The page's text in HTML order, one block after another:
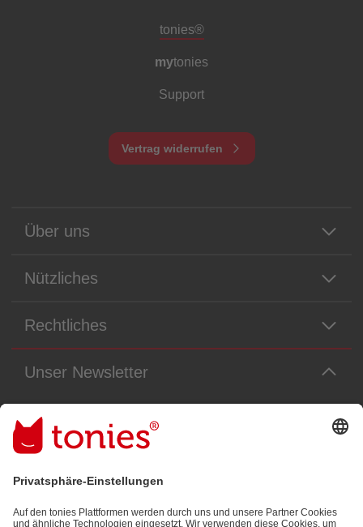
Meta-Navigation Footer
tonies®
mytonies
Support
Vertrag widerrufen
Über uns
Nützliches
Rechtliches
Unser Newsletter
E-Mail-Addresse
Mit dem Absenden abonnierst du unseren E-Mail-Newsletter, der auf
und den von dir zu Werbezwecken bereitgestellten